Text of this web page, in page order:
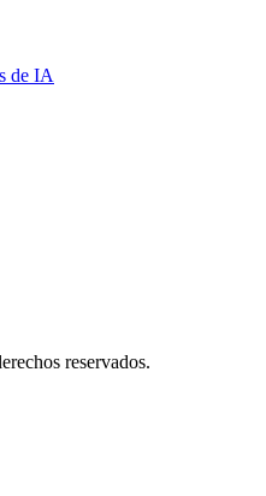
de IA
reservados.